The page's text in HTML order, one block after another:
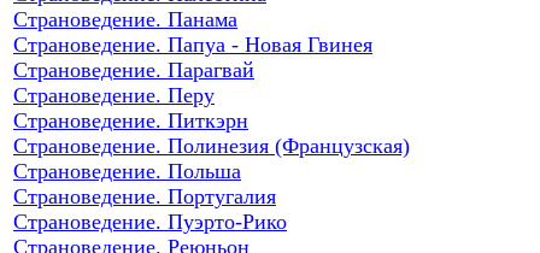
Страноведение. Панама
Страноведение. Папуа - Новая Гвинея
Страноведение. Парагвай
Страноведение. Перу
Страноведение. Питкэрн
Страноведение. Полинезия (Французская)
Страноведение. Польша
Страноведение. Португалия
Страноведение. Пуэрто-Рико
Страноведение. Реюньон